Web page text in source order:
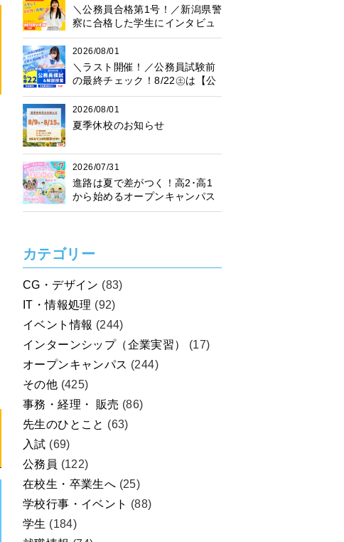
＼公務員合格第1号！／新潟県警
察に合格した学生にインタビュ
ー！
2026/08/01
＼ラスト開催！／公務員試験前
の最終チェック！8/22㊏は【公
務員模試】に参加しよう♪
2026/08/01
夏季休校のお知らせ
2026/07/31
進路は夏で差がつく！高2･高1
から始めるオープンキャンパス
カテゴリー
CG・デザイン (83)
IT・情報処理 (92)
イベント情報 (244)
インターンシップ（企業実習）
(17)
オープンキャンパス (244)
その他 (425)
事務・経理・ 販売 (86)
先生のひとこと (63)
入試 (69)
公務員 (122)
在校生・卒業生へ (25)
学校行事・イベント (88)
学生 (184)